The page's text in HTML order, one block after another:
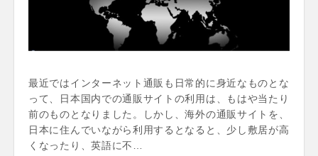
最近ではインターネット通販も日常的に身近なものとな
って、日本国内での通販サイトの利用は、もはや当たり
前のものとなりました。しかし、海外の通販サイトを、
日本に住んでいながら利用するとなると、少し敷居が高
くなったり、英語に不…